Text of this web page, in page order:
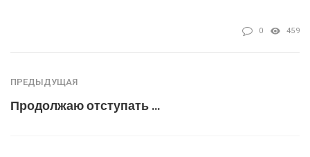
0 459
ПРЕДЫДУЩАЯ
Продолжаю отступать …